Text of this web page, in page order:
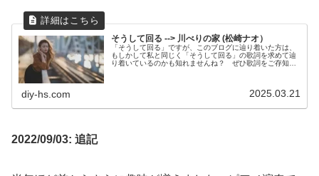
そうして回る --> 川べりの家 (松崎ナオ）
「そうして回る」ですが、このブログに辿り着いた方は、
もしかして私と同じく「そうして回る」の歌詞を求めて辿
り着いているのかも知れませんね？ ぜひ歌詞をご存知の
diy-hs.com 2025.03.21
2022/09/03: 追記